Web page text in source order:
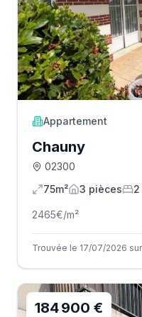
Appartement
Chauny
02300
75m²
3 pièces 2
2465€/m²
Trouvée le 17/07/2026
184 900 €